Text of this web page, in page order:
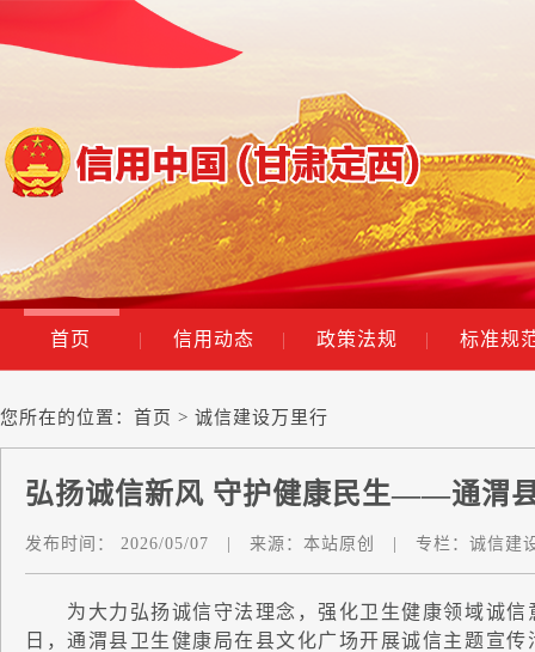
首页 | 信用动态 | 政策法规 | 标准规
您所在的位置： 首页 > 诚信建设万里行
弘扬诚信新风 守护健康民生——通渭
发布时间： 2026/05/07 来源： 本站原创 专栏： 诚信建
为大力弘扬诚信守法理念，强化卫生健康领域诚信
日，通渭县卫生健康局在县文化广场开展诚信主题宣